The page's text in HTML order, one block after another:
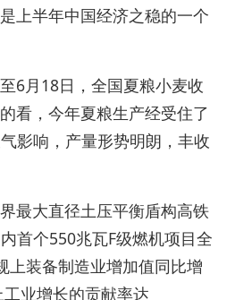
上半年中国经济之稳的一个
6月18日，全国夏粮小麦收
看，今年夏粮生产经受住了
影响，产量形势明朗，丰收
最大直径土压平衡盾构高铁
首个550兆瓦F级燃机项目全
上装备制造业增加值同比增
业增长的贡献率达